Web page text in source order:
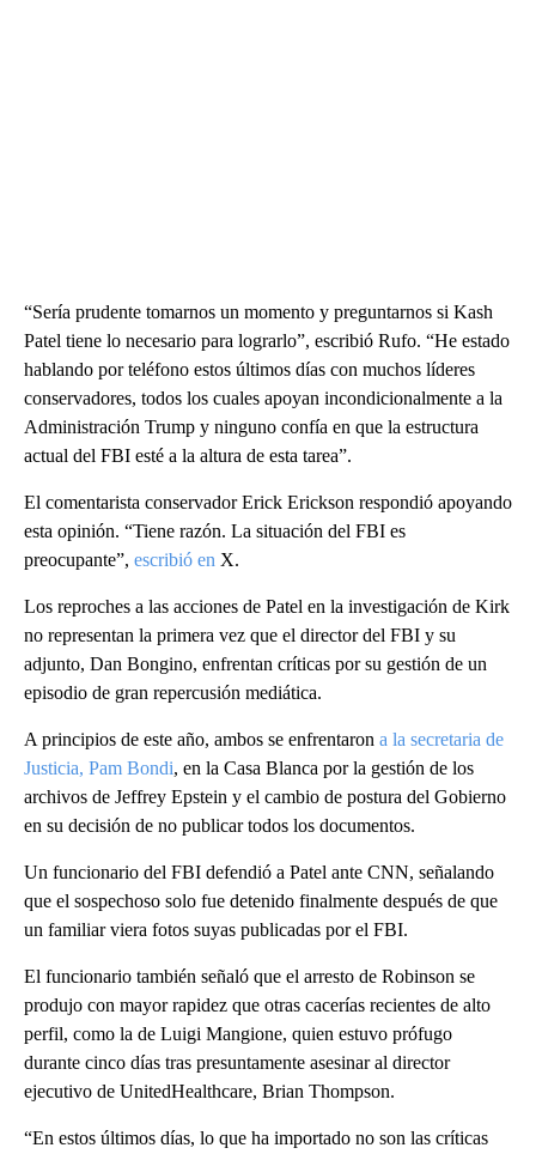
“Sería prudente tomarnos un momento y preguntarnos si Kash
Patel tiene lo necesario para lograrlo”, escribió Rufo. “He estado
hablando por teléfono estos últimos días con muchos líderes
conservadores, todos los cuales apoyan incondicionalmente a la
Administración Trump y ninguno confía en que la estructura
actual del FBI esté a la altura de esta tarea”.
El comentarista conservador Erick Erickson respondió apoyando
esta opinión. “Tiene razón. La situación del FBI es
preocupante”, escribió en X.
Los reproches a las acciones de Patel en la investigación de Kirk
no representan la primera vez que el director del FBI y su
adjunto, Dan Bongino, enfrentan críticas por su gestión de un
episodio de gran repercusión mediática.
A principios de este año, ambos se enfrentaron a la secretaria de
Justicia, Pam Bondi, en la Casa Blanca por la gestión de los
archivos de Jeffrey Epstein y el cambio de postura del Gobierno
en su decisión de no publicar todos los documentos.
Un funcionario del FBI defendió a Patel ante CNN, señalando
que el sospechoso solo fue detenido finalmente después de que
un familiar viera fotos suyas publicadas por el FBI.
El funcionario también señaló que el arresto de Robinson se
produjo con mayor rapidez que otras cacerías recientes de alto
perfil, como la de Luigi Mangione, quien estuvo prófugo
durante cinco días tras presuntamente asesinar al director
ejecutivo de UnitedHealthcare, Brian Thompson.
“En estos últimos días, lo que ha importado no son las críticas